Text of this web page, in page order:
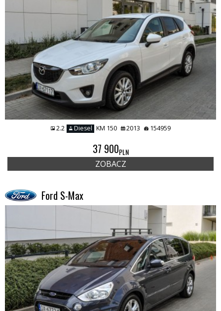
2.2 Diesel KM 150 2013 154959
37 900PLN
ZOBACZ
Ford S-Max